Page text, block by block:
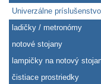
Univerzálne príslušenstvo
ladičky / metronómy
notové stojany
lampičky na notový
čistiace prostriedky